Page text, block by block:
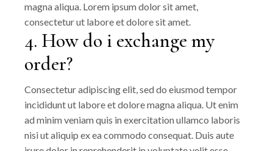
magna aliqua. Lorem ipsum dolor sit amet,
consectetur ut labore et dolore sit amet.
4. How do i exchange my
order?
Consectetur adipiscing elit, sed do eiusmod tempor
incididunt ut labore et dolore magna aliqua. Ut enim
ad minim veniam quis in exercitation ullamco laboris
nisi ut aliquip ex ea commodo consequat. Duis aute